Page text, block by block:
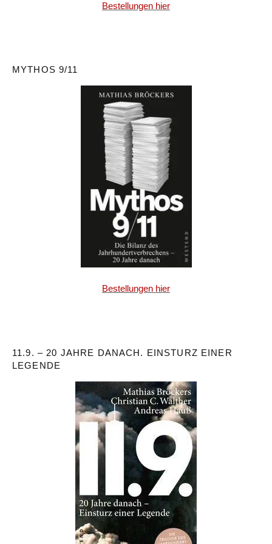
Bestellungen hier
MYTHOS 9/11
Bestellungen hier
11.9. – 20 JAHRE DANACH. EINSTURZ EINER
LEGENDE